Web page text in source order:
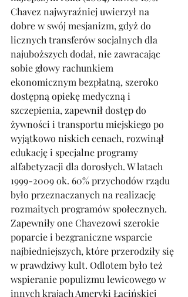
Chavez najwyraźniej uwierzył na
dobre w swój mesjanizm, gdyż do
licznych transferów socjalnych dla
najuboższych dodał, nie zawracając
sobie głowy rachunkiem
ekonomicznym bezpłatną, szeroko
dostępną opiekę medyczną i
szczepienia, zapewnił dostęp do
żywności i transportu miejskiego po
wyjątkowo niskich cenach, rozwinął
edukację i specjalne programy
alfabetyzacji dla dorosłych. W latach
1999-2009 ok. 60% przychodów rządu
było przeznaczanych na realizację
rozmaitych programów społecznych.
Zapewniły one Chavezowi szerokie
poparcie i bezgraniczne wsparcie
najbiedniejszych, które przerodziły się
w prawdziwy kult. Odlotem było też
wspieranie populizmu lewicowego w
innych krajach Ameryki Łacińskiej